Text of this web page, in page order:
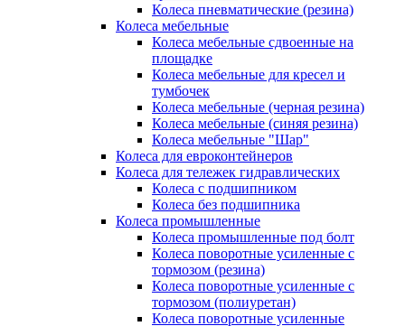
Колеса пневматические (резина)
Колеса мебельные
Колеса мебельные сдвоенные на
площадке
Колеса мебельные для кресел и
тумбочек
Колеса мебельные (черная резина)
Колеса мебельные (синяя резина)
Колеса мебельные "Шар"
Колеса для евроконтейнеров
Колеса для тележек гидравлических
Колеса с подшипником
Колеса без подшипника
Колеса промышленные
Колеса промышленные под болт
Колеса поворотные усиленные с
тормозом (резина)
Колеса поворотные усиленные с
тормозом (полиуретан)
Колеса поворотные усиленные